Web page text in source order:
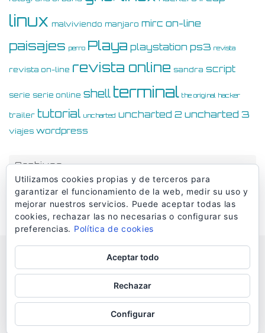
linux malviviendo manjaro mirc on-line
paisajes perro Playa playstation ps3 revista
revista on-line revista online sandra script
serie serie online shell terminal the original hacker
trailer tutorial uncharted uncharted 2 uncharted 3
viajes wordpress
Archivos
Archivos
© Dmaciasblog 2006-2026
Funciona conTempera&WordPress.
Utilizamos cookies propias y de terceros para
garantizar el funcionamiento de la web, medir su uso y
mejorar nuestros servicios. Puede aceptar todas las
cookies, rechazar las no necesarias o configurar sus
preferencias. Política de cookies
Aceptar todo
Rechazar
Configurar